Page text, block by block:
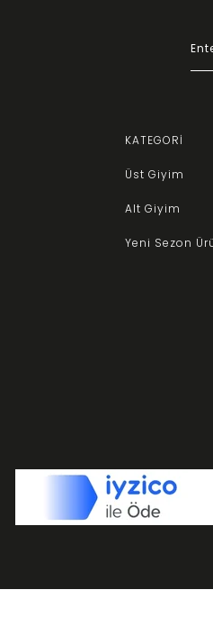
KATEGORİ
Üst Giyim
Alt Giyim
Yeni Sezon